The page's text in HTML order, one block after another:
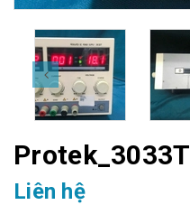
Protek_3033T
Liên hệ